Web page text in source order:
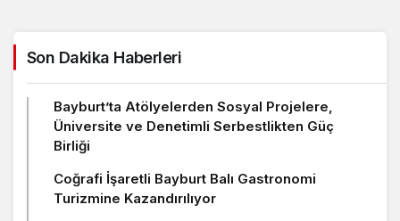
Son Dakika Haberleri
Bayburt’ta Atölyelerden Sosyal Projelere,
Üniversite ve Denetimli Serbestlikten Güç
Birliği
Coğrafi İşaretli Bayburt Balı Gastronomi
Turizmine Kazandırılıyor